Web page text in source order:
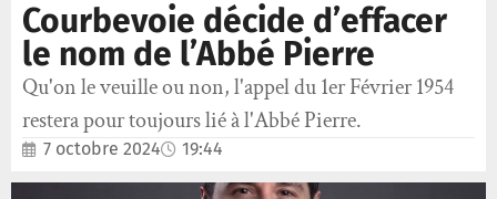
Courbevoie décide d’effacer
le nom de l’Abbé Pierre
Qu'on le veuille ou non, l'appel du 1er Février 1954
restera pour toujours lié à l'Abbé Pierre.
7 octobre 2024 19:44